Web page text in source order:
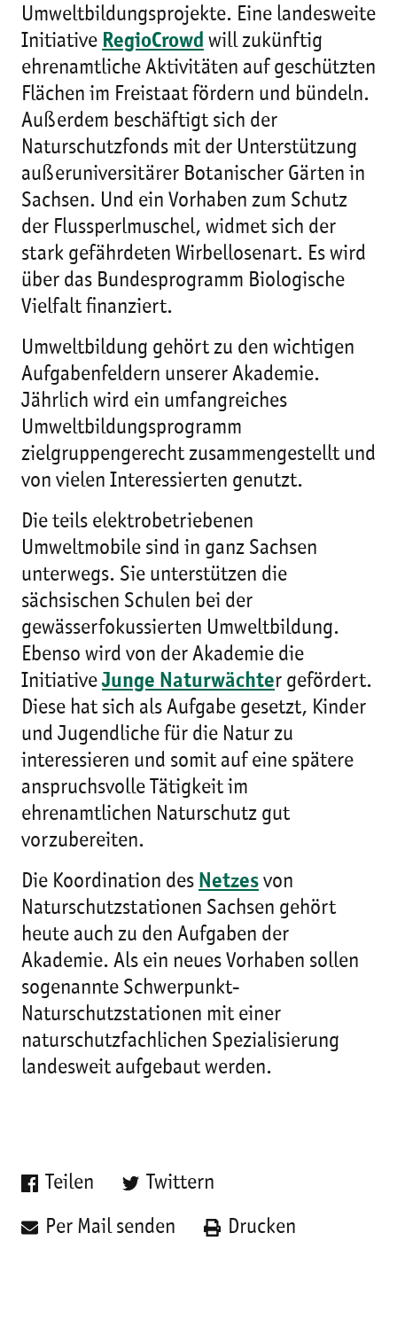
Umweltbildungsprojekte. Eine landesweite
Initiative RegioCrowd will zukünftig
ehrenamtliche Aktivitäten auf geschützten
Flächen im Freistaat fördern und bündeln.
Außerdem beschäftigt sich der
Naturschutzfonds mit der Unterstützung
außeruniversitärer Botanischer Gärten in
Sachsen. Und ein Vorhaben zum Schutz
der Flussperlmuschel, widmet sich der
stark gefährdeten Wirbellosenart. Es wird
über das Bundesprogramm Biologische
Vielfalt finanziert.
Umweltbildung gehört zu den wichtigen
Aufgabenfeldern unserer Akademie.
Jährlich wird ein umfangreiches
Umweltbildungsprogramm
zielgruppengerecht zusammengestellt und
von vielen Interessierten genutzt.
Die teils elektrobetriebenen
Umweltmobile sind in ganz Sachsen
unterwegs. Sie unterstützen die
sächsischen Schulen bei der
gewässerfokussierten Umweltbildung.
Ebenso wird von der Akademie die
InitiativeJunge Naturwächter gefördert.
Diese hat sich als Aufgabe gesetzt, Kinder
und Jugendliche für die Natur zu
interessieren und somit auf eine spätere
anspruchsvolle Tätigkeit im
ehrenamtlichen Naturschutz gut
vorzubereiten.
Die Koordination des Netzes von
Naturschutzstationen Sachsen gehört
heute auch zu den Aufgaben der
Akademie. Als ein neues Vorhaben sollen
sogenannte Schwerpunkt-
Naturschutzstationen mit einer
naturschutzfachlichen Spezialisierung
landesweit aufgebaut werden.
Teilen Twittern
Per Mail senden Drucken